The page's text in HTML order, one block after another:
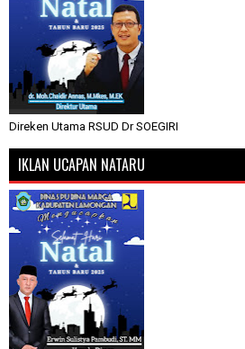
Direken Utama RSUD Dr SOEGIRI
IKLAN UCAPAN NATARU